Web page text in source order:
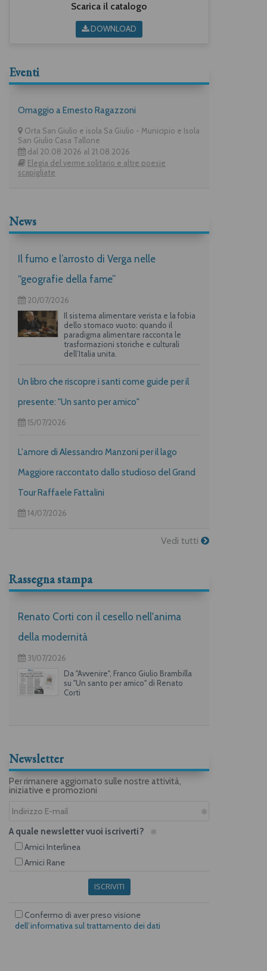
Scarica il catalogo
DOWNLOAD
Eventi
Omaggio a Ernesto Ragazzoni
Orta San Giulio e isola Sa Giulio - Municipio e Isola
San Giulio Casa Tallone
dal 20.08.2026 al 21.08.2026
Elegia del verme solitario e altre poesie
scapigliate
News
Il fumo e l’arrosto di Verga nelle
“geografie della fame”
20/07/2026
Il sistema alimentare verista e la fobia
dello stomaco vuoto: quando il
paradigma alimentare racconta le
trasformazioni storiche e culturali
dell’Italia unita.
Un libro che riscopre i santi come guide per il
presente: "Un santo per amico"
15/07/2026
L'amore di Alessandro Manzoni per il lago
Maggiore raccontato dallo studioso del Grand
Tour Raffaele Fattalini
14/07/2026
Vedi tutti
Rassegna stampa
Renato Corti con il cesello nell'anima
della modernità
31/07/2026
Da "Avvenire", Franco Giulio Brambilla
su "Un santo per amico" di Renato
Corti
Newsletter
Per rimanere aggiornato sulle nostre attività,
iniziative e promozioni
A quale newsletter vuoi iscriverti?
Amici Interlinea
Amici Rane
ISCRIVITI
Confermo di aver preso visione
dell’informativa sul trattamento dei dati